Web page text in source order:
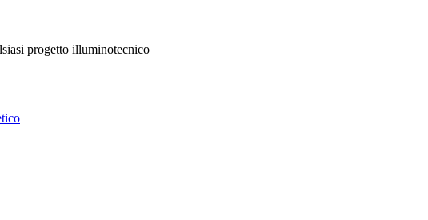
progetto illuminotecnico